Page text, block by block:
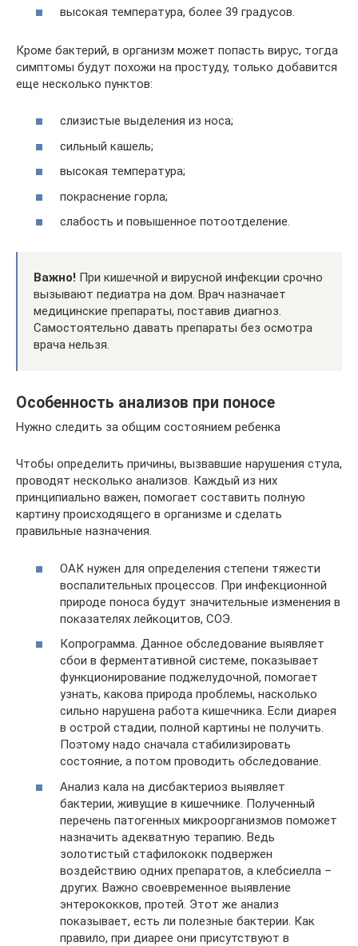
высокая температура, более 39 градусов.
Кроме бактерий, в организм может попасть вирус, тогда
симптомы будут похожи на простуду, только добавится
еще несколько пунктов:
слизистые выделения из носа;
сильный кашель;
высокая температура;
покраснение горла;
слабость и повышенное потоотделение.
Важно! При кишечной и вирусной инфекции срочно
вызывают педиатра на дом. Врач назначает
медицинские препараты, поставив диагноз.
Самостоятельно давать препараты без осмотра
врача нельзя.
Особенность анализов при поносе
Нужно следить за общим состоянием ребенка
Чтобы определить причины, вызвавшие нарушения стула,
проводят несколько анализов. Каждый из них
принципиально важен, помогает составить полную
картину происходящего в организме и сделать
правильные назначения.
ОАК нужен для определения степени тяжести
воспалительных процессов. При инфекционной
природе поноса будут значительные изменения в
показателях лейкоцитов, СОЭ.
Копрограмма. Данное обследование выявляет
сбои в ферментативной системе, показывает
функционирование поджелудочной, помогает
узнать, какова природа проблемы, насколько
сильно нарушена работа кишечника. Если диарея
в острой стадии, полной картины не получить.
Поэтому надо сначала стабилизировать
состояние, а потом проводить обследование.
Анализ кала на дисбактериоз выявляет
бактерии, живущие в кишечнике. Полученный
перечень патогенных микроорганизмов поможет
назначить адекватную терапию. Ведь
золотистый стафилококк подвержен
воздействию одних препаратов, а клебсиелла –
других. Важно своевременное выявление
энтерококков, протей. Этот же анализ
показывает, есть ли полезные бактерии. Как
правило, при диарее они присутствуют в